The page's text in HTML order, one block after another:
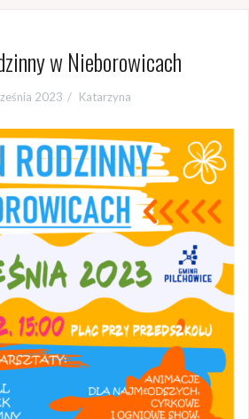
w Nieborowicach
2023 Katarzyna